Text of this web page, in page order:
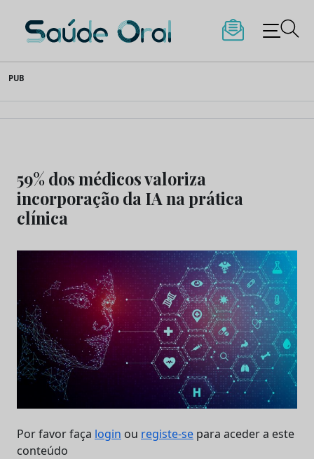
to
content
Saúde Oral
PUB
59% dos médicos valoriza
incorporação da IA na prática
clínica
Por favor faça login ou registe-se para aceder a este
conteúdo